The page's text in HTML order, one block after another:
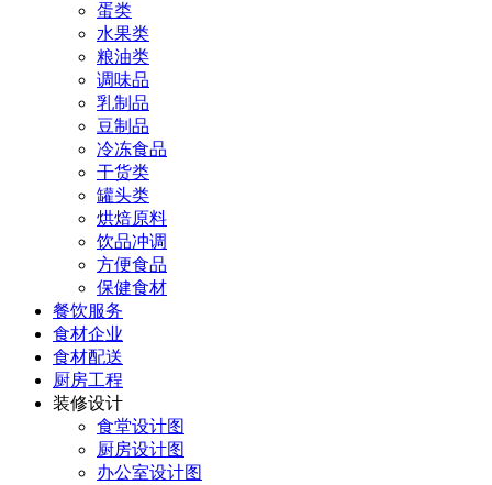
蛋类
水果类
粮油类
调味品
乳制品
豆制品
冷冻食品
干货类
罐头类
烘焙原料
饮品冲调
方便食品
保健食材
餐饮服务
食材企业
食材配送
厨房工程
装修设计
食堂设计图
厨房设计图
办公室设计图